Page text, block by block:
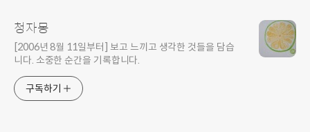
청자몽
[2006년 8월 11일부터] 보고 느끼고 생각한 것들을 담습
니다. 소중한 순간을 기록합니다.
구독하기